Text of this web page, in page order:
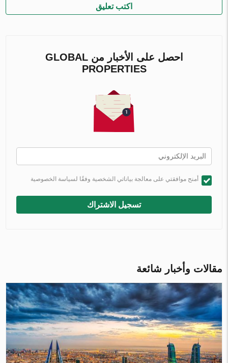
اكتب تعليق
احصل على الأخبار من GLOBAL
PROPERTIES
أمنح موافقتي على معالجة بياناتي الشخصية وفقًا لسياسة الخصوصية
تسجيل الاشتراك
مقالات وأخبار شائعة